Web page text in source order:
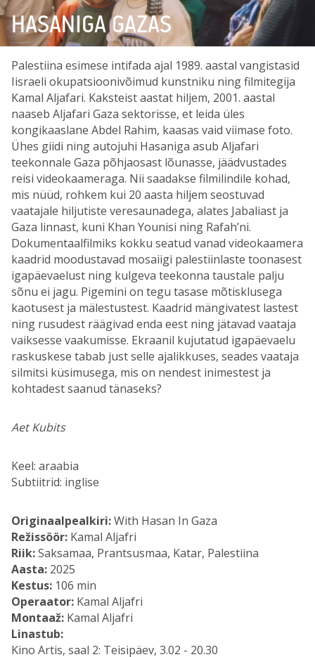
HASANIGA GAZAS
Palestiina esimese intifada ajal 1989. aastal vangistasid
Iisraeli okupatsioonivõimud kunstniku ning filmitegija
Kamal Aljafari. Kaksteist aastat hiljem, 2001. aastal
naaseb Aljafari Gaza sektorisse, et leida üles
kongikaaslane Abdel Rahim, kaasas vaid viimase foto.
Ühes giidi ning autojuhi Hasaniga asub Aljafari
teekonnale Gaza põhjaosast lõunasse, jäädvustades
reisi videokaameraga. Nii saadakse filmilindile kohad,
mis nüüd, rohkem kui 20 aasta hiljem seostuvad
vaatajale hiljutiste veresaunadega, alates Jabaliast ja
Gaza linnast, kuni Khan Younisi ning Rafah’ni.
Dokumentaalfilmiks kokku seatud vanad videokaamera
kaadrid moodustavad mosaiigi palestiinlaste toonasest
igapäevaelust ning kulgeva teekonna taustale palju
sõnu ei jagu. Pigemini on tegu tasase mõtisklusega
kaotusest ja mälestustest. Kaadrid mängivatest lastest
ning rusudest räägivad enda eest ning jätavad vaataja
vaiksesse vaakumisse. Ekraanil kujutatud igapäevaelu
raskuskese tabab just selle ajalikkuses, seades vaataja
silmitsi küsimusega, mis on nendest inimestest ja
kohtadest saanud tänaseks?
Aet Kubits
Keel: araabia
Subtiitrid: inglise
Originaalpealkiri:With Hasan In Gaza
Režissöör: Kamal Aljafri
Riik:Saksamaa, Prantsusmaa, Katar, Palestiina
Aasta: 2025
Kestus: 106 min
Operaator: Kamal Aljafri
Montaaž: Kamal Aljafri
Linastub:
Kino Artis, saal 2: Teisipäev, 3.02 - 20.30